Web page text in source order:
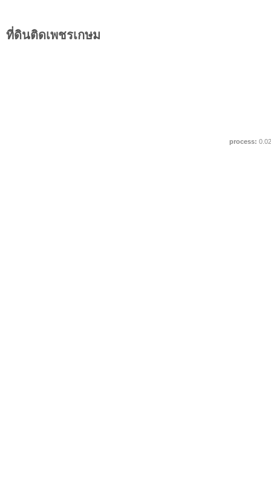
ที่ดินติดเพชรเกษม
process: